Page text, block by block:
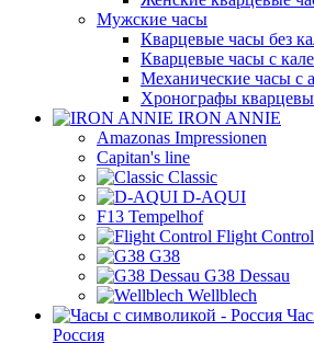
Мужские часы
Кварцевые часы без
Кварцевые часы с
Механические часы с
Хронографы
IRON ANNIE
Amazonas Impressionen
Capitan's line
Classic
D-AQUI
F13 Tempelhof
Flight Control
G38
G38 Dessau
Wellblech
Россия